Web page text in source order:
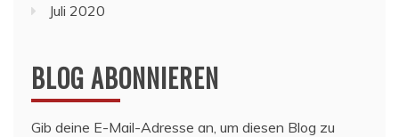
Juli 2020
BLOG ABONNIEREN
Gib deine E-Mail-Adresse an, um diesen Blog zu